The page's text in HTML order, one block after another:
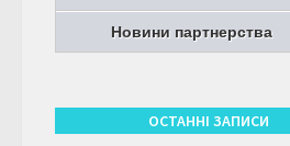
Новини партнерства
ОСТАННІ ЗАПИСИ